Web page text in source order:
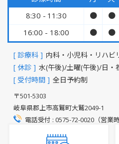
8:30 - 11:30
● ●
16:00 - 18:00
● ●
[ 診療科 ] 内科・小児科・リハビ
[ 休診 ] 水(午後)/土曜(午後)/日・
[ 受付時間 ] 全日予約制
〒501-5303
岐阜県郡上市高鷲町大鷲2049-1
電話受付 : 0575-72-0020（営業時